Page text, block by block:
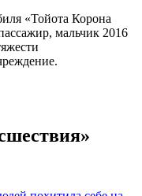
«Тойота Корона
мальчик 2016